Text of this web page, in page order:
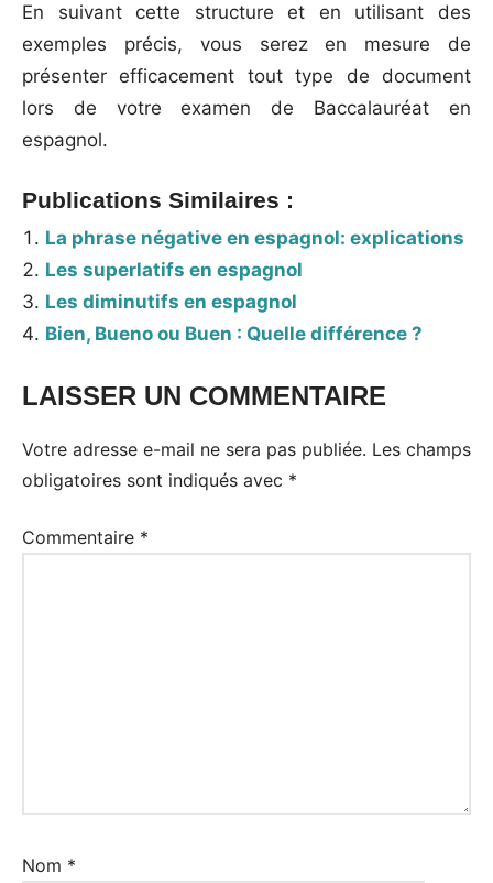
En suivant cette structure et en utilisant des
exemples précis, vous serez en mesure de
présenter efficacement tout type de document
lors de votre examen de Baccalauréat en
espagnol.
Publications Similaires :
La phrase négative en espagnol: explications
Les superlatifs en espagnol
Les diminutifs en espagnol
Bien, Bueno ou Buen : Quelle différence ?
LAISSER UN COMMENTAIRE
Votre adresse e-mail ne sera pas publiée. Les champs
obligatoires sont indiqués avec *
Commentaire *
Nom *